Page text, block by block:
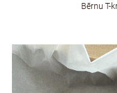
Bērnu T-